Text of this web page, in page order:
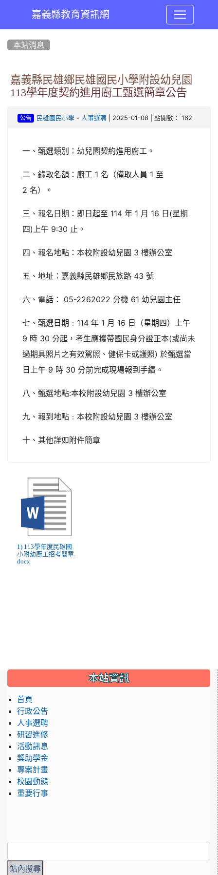
嘉義縣教育資訊網
本站消息
嘉義縣民雄鄉民雄國民小學附設幼兒園
113學年度契約進用廚工甄選簡章公告
公告 民雄國民小學- 人事選聘| 2025-01-08 | 點閱數： 162
一、甄選類別：幼兒園契約進用廚工。
二、錄取名額：廚工 1 名（備取人員 1 至
2 名）。
三、報名日期：即日起至 114 年 1 月 16 日(星期
四)上午 9:30 止。
四、報名地點：本校附設幼兒園 3 樓辦公室
五、地址：嘉義縣民雄鄉民族路 43 號
六、電話： 05-2262022 分機 61 幼兒園主任
七、甄選日期﹕114 年 1 月 16 日（星期四）上午
9 時 30 分起，考生應攜帶國民身分證正本(或尚未
過期具照片之有效駕照、健保卡或護照) 於甄選當
日上午 9 時 30 分前完成現場報到手續。
八、甄選地點:本校附設幼兒園 3 樓辦公室
九、報到地點﹕本校附設幼兒園 3 樓辦公室
十、其他詳如附件簡章
1) 113學年度民雄國
小附幼廚工招考簡章.
docx
::: 本站資訊
首頁
行政公告
人事選聘
研習進修
活動訊息
獎助學金
專案計畫
校園動態
重要行事